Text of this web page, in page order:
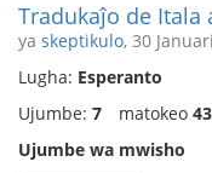
Tradukaĵo de Itala
ya skeptikulo, 30
Lugha: Esperanto
Ujumbe: 7 matokeo
Ujumbe wa mwisho